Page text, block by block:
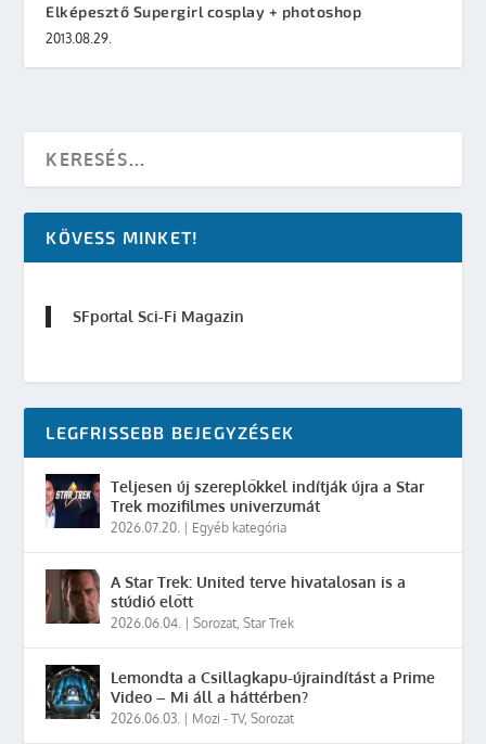
Elképesztő Supergirl cosplay + photoshop
2013.08.29.
KÖVESS MINKET!
SFportal Sci-Fi Magazin
LEGFRISSEBB BEJEGYZÉSEK
Teljesen új szereplőkkel indítják újra a Star
Trek mozifilmes univerzumát
2026.07.20. | Egyéb kategória
A Star Trek: United terve hivatalosan is a
stúdió előtt
2026.06.04. |Sorozat ,Star Trek
Lemondta a Csillagkapu-újraindítást a Prime
Video – Mi áll a háttérben?
2026.06.03. | Mozi - TV,Sorozat